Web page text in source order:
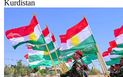
Kurdistan